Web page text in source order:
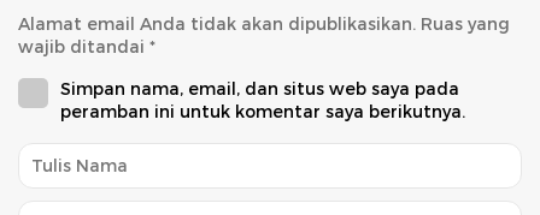
Alamat email Anda tidak akan dipublikasikan. Ruas yang
wajib ditandai *
Simpan nama, email, dan situs web saya pada
peramban ini untuk komentar saya berikutnya.